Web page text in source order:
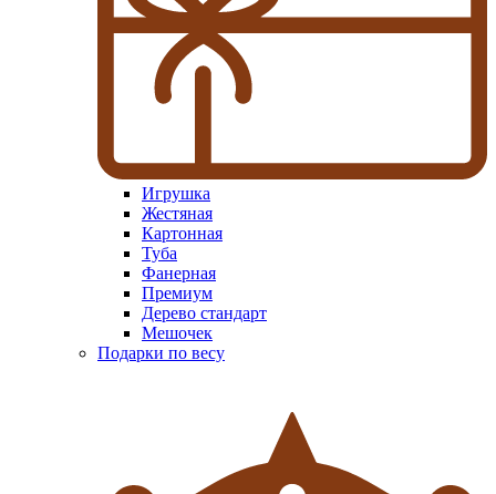
Игрушка
Жестяная
Картонная
Туба
Фанерная
Премиум
Дерево стандарт
Мешочек
Подарки по весу